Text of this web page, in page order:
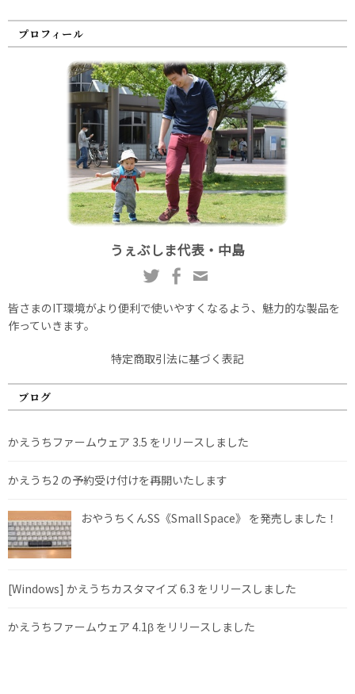
プロフィール
うぇぶしま代表・中島
皆さまのIT環境がより便利で使いやすくなるよう、魅力的な製品を
作っていきます。
特定商取引法に基づく表記
ブログ
かえうちファームウェア 3.5 をリリースしました
かえうち2 の予約受け付けを再開いたします
おやうちくんSS《Small Space》 を発売しました！
[Windows] かえうちカスタマイズ 6.3 をリリースしました
かえうちファームウェア 4.1β をリリースしました